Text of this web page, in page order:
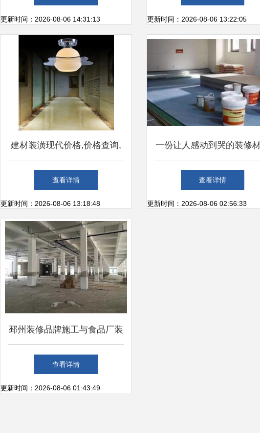
融合
更新时间：2026-08-06 14:31:13 更新时间：2026-08-06 13:22:05
建材装潢现代价格,价格查询,
建材装潢现代怎么样 30 80元
的商品 51比购返利网建材装
潢现代比价
查看详情
更新时间：2026-08-06 13:18:48
一份让人感动到哭的装修
清单丨存好,日后必定有用
查看详情
更新时间：2026-08-06 02:56:33
邳州装修品牌施工与食品厂装
潢报价 选对建材是关键
查看详情
更新时间：2026-08-06 01:43:49